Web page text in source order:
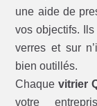
une aide de
vos objectifs.
verres et sur
bien outillés.
Chaquevitrier
votre